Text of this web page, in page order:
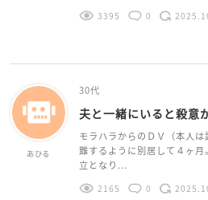
3395 0
あひる
30代
夫と一緒にいると殺意
モラハラからのＤＶ（本人
難するように別居して４ヶ
立となり...
2165 0